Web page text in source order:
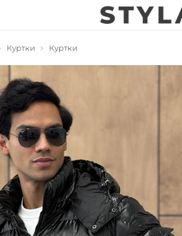
Куртки Куртки